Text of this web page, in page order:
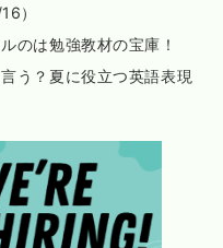
）
のは勉強教材の宝庫！
う？夏に役立つ英語表現